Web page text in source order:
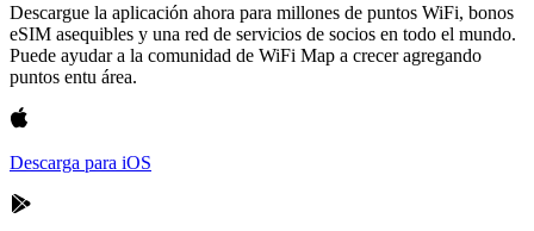
Descargue la aplicación ahora para millones de puntos WiFi, bonos
eSIM asequibles y una red de servicios de socios en todo el mundo.
Puede ayudar a la comunidad de WiFi Map a crecer agregando
puntos entu área.
Descarga para iOS